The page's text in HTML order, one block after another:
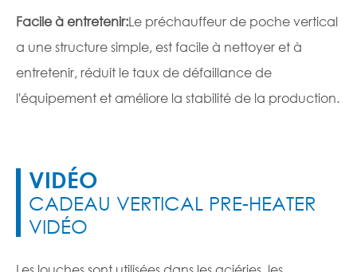
Facile à entretenir:Le préchauffeur de poche vertical
a une structure simple, est facile à nettoyer et à
entretenir, réduit le taux de défaillance de
l'équipement et améliore la stabilité de la production.
VIDÉO
CADEAU VERTICAL PRE-HEATER
VIDÉO